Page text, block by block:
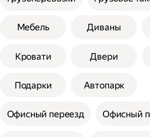
Мебель Диваны
Кровати Двери
Подарки Автопарк
Офисный переезд Офисный